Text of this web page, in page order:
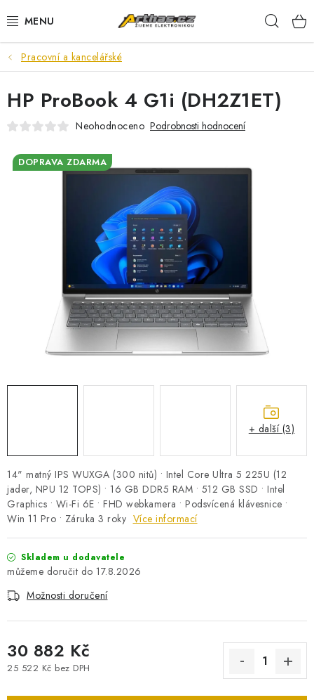
na
TELEFONY, TABLETY
POČÍTAČE, NOTEBOOKY
PRO HRÁČE
ELEKTRONIKA
PŘEDVÁDĚCÍ ELEKTRONIKA
PRO KUTILY
VÝPRODEJ
Pracovní a kancelářské
14" matný IPS WUXGA (300 nitů) • Intel Core Ultra 5 225U (12
jader, NPU 12 TOPS) • 16 GB DDR5 RAM • 512 GB SSD • Intel
Graphics • Wi-Fi 6E • FHD webkamera • Podsvícená klávesnice •
Win 11 Pro • Záruka 3 roky Více informací
Skladem u dodavatele
17.8.2026
Možnosti doručení
30 882 Kč
25 522 Kč bez DPH
HP ProBook 4 G1i (DH2Z1ET)
Neohodnoceno Podrobnosti hodnocení
DOPRAVA ZDARMA
+ další (3)